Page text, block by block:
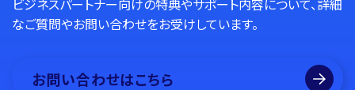
ビジネスパートナー向けの特典やサポート内容について、詳細
なご質問やお問い合わせをお受けしています。
お問い合わせはこちら